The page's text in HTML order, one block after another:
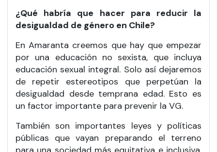
¿Qué habría que hacer para reducir la
desigualdad de género en Chile?
En Amaranta creemos que hay que empezar
por una educación no sexista, que incluya
educación sexual integral. Solo así dejaremos
de repetir estereotipos que perpetúan la
desigualdad desde temprana edad. Esto es
un factor importante para prevenir la VG.
También son importantes leyes y políticas
públicas que vayan preparando el terreno